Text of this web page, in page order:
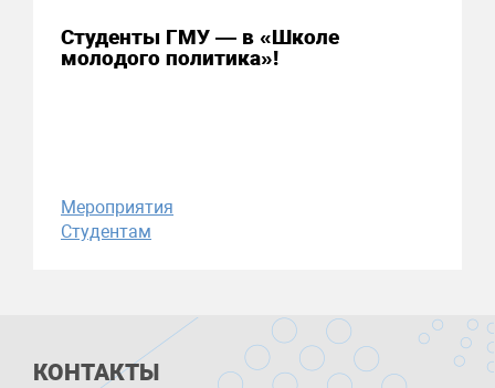
Студенты ГМУ — в «Школе
молодого политика»!
Мероприятия
Студентам
КОНТАКТЫ